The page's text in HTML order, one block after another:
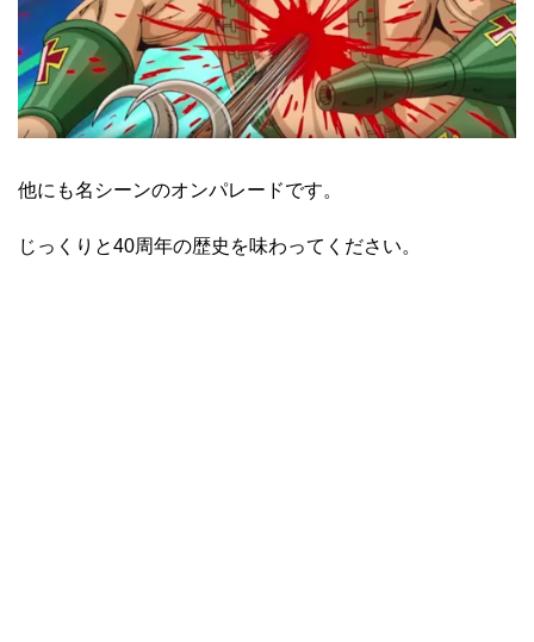
他にも名シーンのオンパレードです。
じっくりと40周年の歴史を味わってください。